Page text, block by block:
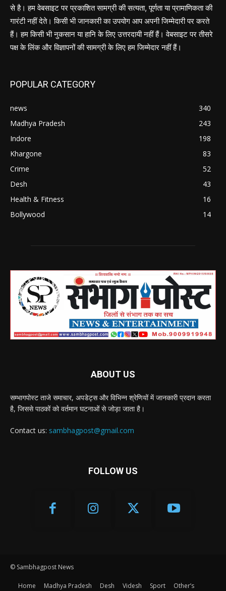
से है। हम वेबसाइट पर प्रकाशित सामग्री की सत्यता, पूर्णता या प्रामाणिकता की
गारंटी नहीं देते। किसी भी जानकारी का उपयोग आप अपनी जिम्मेदारी पर करते
हैं। हम किसी भी नुकसान या हानि के लिए उत्तरदायी नहीं हैं। वेबसाइट पर तीसरे
पक्ष के लिंक और विज्ञापनों की सामग्री के लिए हम जिम्मेदार नहीं हैं।
POPULAR CATEGORY
news
340
Madhya Pradesh
243
Indore
198
Khargone
83
Crime
52
Desh
43
Health & Fitness
16
Bollywood
14
ABOUT US
सम्भागपोस्ट ताजे समाचार, अपडेट्स और विभिन्न श्रेणियों में जानकारी प्रदान करता
है, जिससे पाठकों को वर्तमान घटनाओं से जोड़ा जाता है।
Contact us: sambhagpost@gmail.com
FOLLOW US
© Sambhagpost News
Home Madhya Pradesh Desh Videsh Sport Other’s